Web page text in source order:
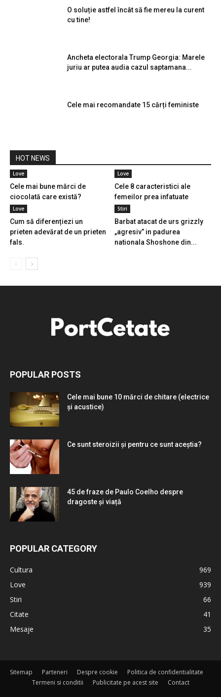
O soluție astfel încât să fie mereu la curent
cu tine!
Ancheta electorala Trump Georgia: Marele
juriu ar putea audia cazul saptamana...
Cele mai recomandate 15 cărți feministe
HOT NEWS
Love
Cele mai bune mărci de
ciocolată care există?
Love
Cele 8 caracteristici ale
femeilor prea infatuate
Love
Cum să diferențiezi un
prieten adevărat de un prieten
fals.
Stiri
Barbat atacat de urs grizzly
„agresiv” in padurea
nationala Shoshone din...
POPULAR POSTS
Cele mai bune 10 mărci de chitare (electrice
și acustice)
Ce sunt steroizii și pentru ce sunt aceștia?
45 de fraze de Paulo Coelho despre
dragoste și viață
POPULAR CATEGORY
Cultura
969
Love
939
Stiri
66
Citate
41
Mesaje
35
Sitemap Parteneri Despre cookie
Politica de confidentialitate
Termeni si conditii
Publicitate pe acest site Contact